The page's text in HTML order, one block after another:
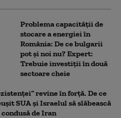
Problema capacității de
stocare a energiei în
România: De ce bulgarii
pot și noi nu? Expert:
Trebuie investiții în două
sectoare cheie
revine în forță. De ce
SUA și Israelul să slăbească
de Iran